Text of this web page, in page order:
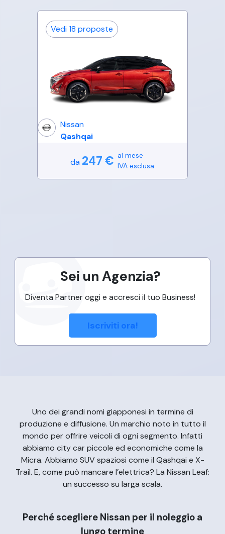
Vedi 18 proposte
Nissan
Qashqai
da 247 € al mese
IVA esclusa
Sei un Agenzia?
Diventa Partner oggi e accresci il tuo Business!
Iscriviti ora!
Uno dei grandi nomi giapponesi in termine di
produzione e diffusione. Un marchio noto in tutto il
mondo per offrire veicoli di ogni segmento. Infatti
abbiamo city car piccole ed economiche come la
Micra. Abbiamo SUV spaziosi come il Qashqai e X-
Trail. E, come può mancare l’elettrica? La Nissan Leaf:
un successo su larga scala.
Perché scegliere Nissan per il noleggio a
lungo termine